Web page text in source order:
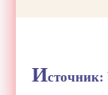
Источник: